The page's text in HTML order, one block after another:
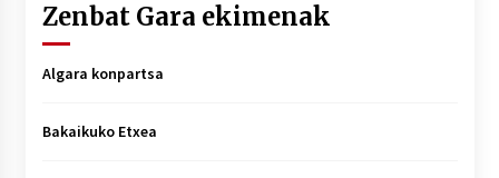
Zenbat Gara ekimenak
Algara konpartsa
Bakaikuko Etxea